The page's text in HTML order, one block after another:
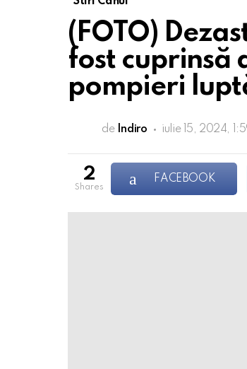
(FOTO)
fost cuprinsă
pompieri
de Indiro iulie 15, 2024,
2
shares
FACEBOOK